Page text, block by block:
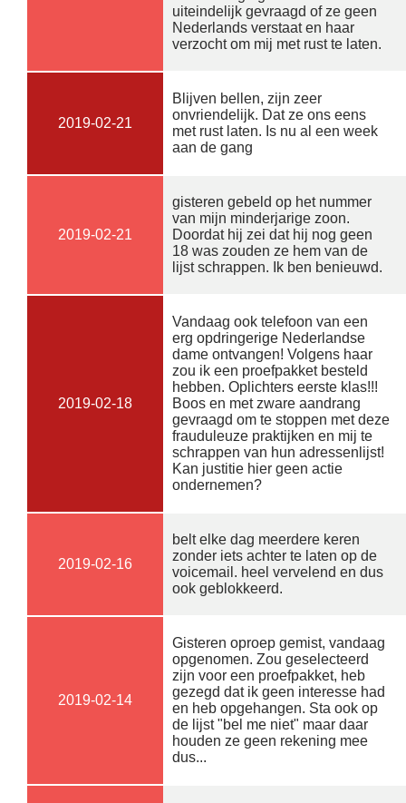
uiteindelijk gevraagd of ze geen
Nederlands verstaat en haar
verzocht om mij met rust te laten.
2019-02-21
Blijven bellen, zijn zeer
onvriendelijk. Dat ze ons eens
met rust laten. Is nu al een week
aan de gang
2019-02-21
gisteren gebeld op het nummer
van mijn minderjarige zoon.
Doordat hij zei dat hij nog geen
18 was zouden ze hem van de
lijst schrappen. Ik ben benieuwd.
2019-02-18
Vandaag ook telefoon van een
erg opdringerige Nederlandse
dame ontvangen! Volgens haar
zou ik een proefpakket besteld
hebben. Oplichters eerste klas!!!
Boos en met zware aandrang
gevraagd om te stoppen met deze
frauduleuze praktijken en mij te
schrappen van hun adressenlijst!
Kan justitie hier geen actie
ondernemen?
2019-02-16
belt elke dag meerdere keren
zonder iets achter te laten op de
voicemail. heel vervelend en dus
ook geblokkeerd.
2019-02-14
Gisteren oproep gemist, vandaag
opgenomen. Zou geselecteerd
zijn voor een proefpakket, heb
gezegd dat ik geen interesse had
en heb opgehangen. Sta ook op
de lijst "bel me niet" maar daar
houden ze geen rekening mee
dus...